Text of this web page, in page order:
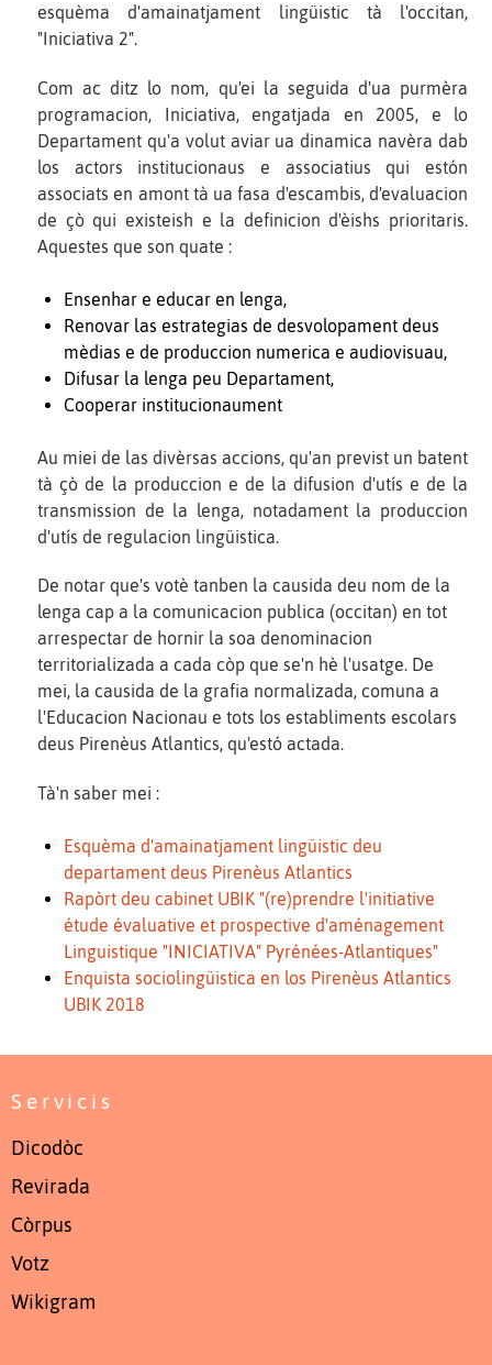
esquèma d'amainatjament lingüistic tà l'occitan,
"Iniciativa 2".
Com ac ditz lo nom, qu'ei la seguida d'ua purmèra
programacion, Iniciativa, engatjada en 2005, e lo
Departament qu'a volut aviar ua dinamica navèra dab
los actors institucionaus e associatius qui estón
associats en amont tà ua fasa d'escambis, d'evaluacion
de çò qui existeish e la definicion d'èishs prioritaris.
Aquestes que son quate :
Ensenhar e educar en lenga,
Renovar las estrategias de desvolopament deus
mèdias e de produccion numerica e audiovisuau,
Difusar la lenga peu Departament,
Cooperar institucionaument
Au miei de las divèrsas accions, qu'an previst un batent
tà çò de la produccion e de la difusion d'utís e de la
transmission de la lenga, notadament la produccion
d'utís de regulacion lingüistica.
De notar que's votè tanben la causida deu nom de la
lenga cap a la comunicacion publica (occitan) en tot
arrespectar de hornir la soa denominacion
territorializada a cada còp que se'n hè l'usatge. De
mei, la causida de la grafia normalizada, comuna a
l'Educacion Nacionau e tots los establiments escolars
deus Pirenèus Atlantics, qu'estó actada.
Tà'n saber mei :
Esquèma d'amainatjament lingüistic deu
departament deus Pirenèus Atlantics
Rapòrt deu cabinet UBIK "(re)prendre l'initiative
étude évaluative et prospective d'aménagement
Linguistique "INICIATIVA" Pyrénées-Atlantiques"
Enquista sociolingüistica en los Pirenèus Atlantics
UBIK 2018
Servicis
Dicodòc
Revirada
Còrpus
Votz
Wikigram